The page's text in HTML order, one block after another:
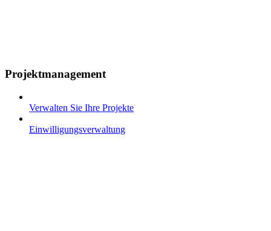
Projektmanagement
Verwalten Sie Ihre Projekte
Einwilligungsverwaltung